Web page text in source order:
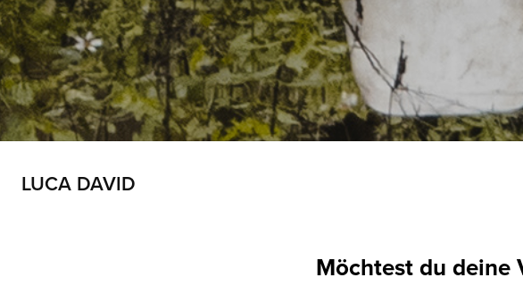
LUCA DAVID
Möchtest du deine